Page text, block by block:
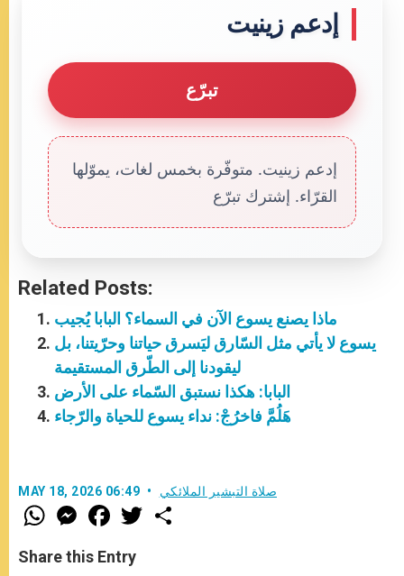
إدعم زينيت
تبرّع
إدعم زينيت. متوفّرة بخمس لغات، يموّلها
القرّاء. إشترك تبرّع
Related Posts:
ماذا يصنع يسوع الآن في السماء؟ البابا يُجيب
يسوع لا يأتي مثل السّارق ليَسرق حياتنا وحرّيتنا، بل
ليقودنا إلى الطّرق المستقيمة
البابا: هكذا نستبق السّماء على الأرض
هَلُمَّ فاخرُجْ: نداء يسوع للحياة والرّجاء
MAY 18, 2026 06:49 صلاة التبشير الملائكي
W
h
t
s
M
e
s
e
F
a
e
b
w
Share this Entry